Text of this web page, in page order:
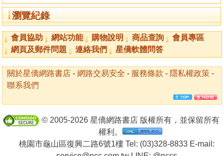
瀏覽紀錄
會員協助 網站功能 購物說明 商品查詢
會員專區
網頁及郵件問題
連絡我們 星僑軟體問答
關於星僑網路書店 - 網路交易安全 - 服務條款 - 隱私權政策 -
聯系我們
© 2005-2026 星僑網路書店 版權所有，並保留所有
權利。
桃園市龜山區復興二路6號1樓 Tel: (03)328-8833 E-mail: